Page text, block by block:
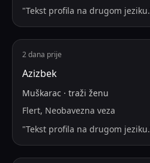
"Tekst profila na drugom jeziku.
2 dana prije
Azizbek
Muškarac · traži ženu
Flert, Neobavezna veza
"Tekst profila na drugom jeziku.